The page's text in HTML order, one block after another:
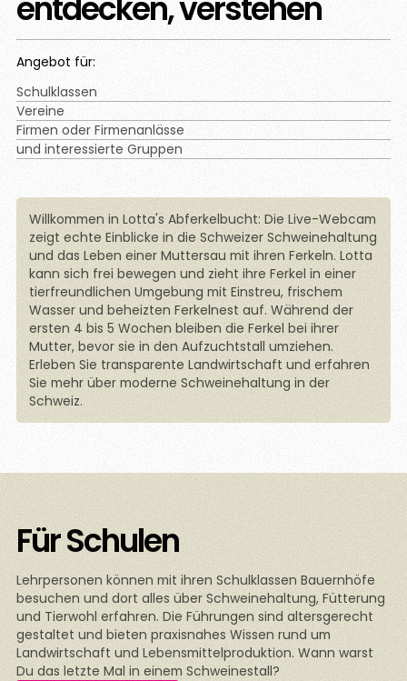
entdecken, verstehen
Angebot für:
Schulklassen
Vereine
Firmen oder Firmenanlässe
und interessierte Gruppen
Willkommen in Lotta's Abferkelbucht: Die Live-Webcam
zeigt echte Einblicke in die Schweizer Schweinehaltung
und das Leben einer Muttersau mit ihren Ferkeln. Lotta
kann sich frei bewegen und zieht ihre Ferkel in einer
tierfreundlichen Umgebung mit Einstreu, frischem
Wasser und beheizten Ferkelnest auf. Während der
ersten 4 bis 5 Wochen bleiben die Ferkel bei ihrer
Mutter, bevor sie in den Aufzuchtstall umziehen.
Erleben Sie transparente Landwirtschaft und erfahren
Sie mehr über moderne Schweinehaltung in der
Schweiz.
Für Schulen
Lehrpersonen können mit ihren Schulklassen Bauernhöfe
besuchen und dort alles über Schweinehaltung, Fütterung
und Tierwohl erfahren. Die Führungen sind altersgerecht
gestaltet und bieten praxisnahes Wissen rund um
Landwirtschaft und Lebensmittelproduktion. Wann warst
Du das letzte Mal in einem Schweinestall?